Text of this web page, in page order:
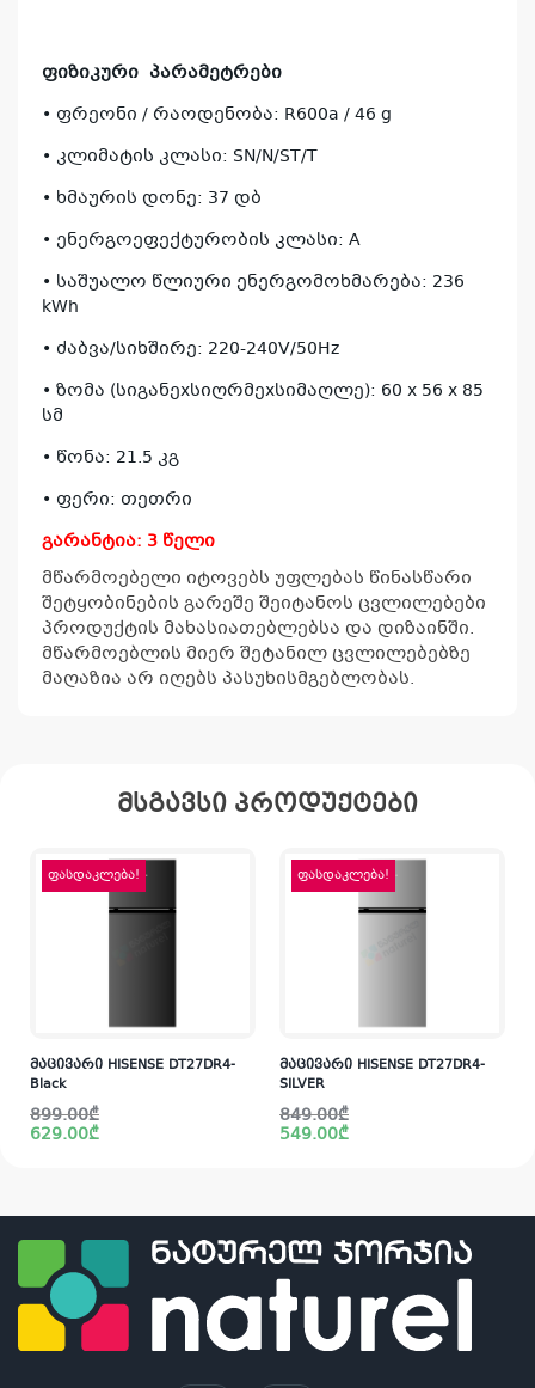
ფიზიკური პარამეტრები
• ფრეონი / რაოდენობა: R600a / 46 g
• კლიმატის კლასი: SN/N/ST/T
• ხმაურის დონე: 37 დბ
• ენერგოეფექტურობის კლასი: A
• საშუალო წლიური ენერგომოხმარება: 236
kWh
• ძაბვა/სიხშირე: 220-240V/50Hz
• ზომა (სიგანეxსიღრმეxსიმაღლე): 60 x 56 x 85
სმ
• წონა: 21.5 კგ
• ფერი: თეთრი
გარანტია: 3 წელი
მწარმოებელი იტოვებს უფლებას წინასწარი
შეტყობინების გარეშე შეიტანოს ცვლილებები
პროდუქტის მახასიათებლებსა და დიზაინში.
მწარმოებლის მიერ შეტანილ ცვლილებებზე
მაღაზია არ იღებს პასუხისმგებლობას.
მსგავსი პროდუქტები
ფასდაკლება!
მაცივარი HISENSE DT27DR4-
Black
899.00₾
Original
price
was:
629.00₾
Current
price
is:
ფასდაკლება!
მაცივარი HISENSE DT27DR4-
SILVER
849.00₾
Original
price
was:
549.00₾
Current
price
is: